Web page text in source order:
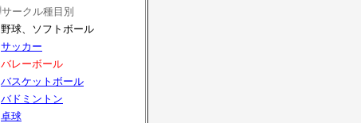
サークル種目別
野球、ソフトボール
サッカー
バレーボール
バスケットボール
バドミントン
卓球